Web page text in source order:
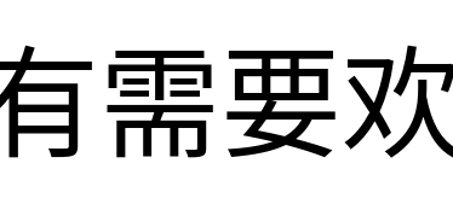
需要